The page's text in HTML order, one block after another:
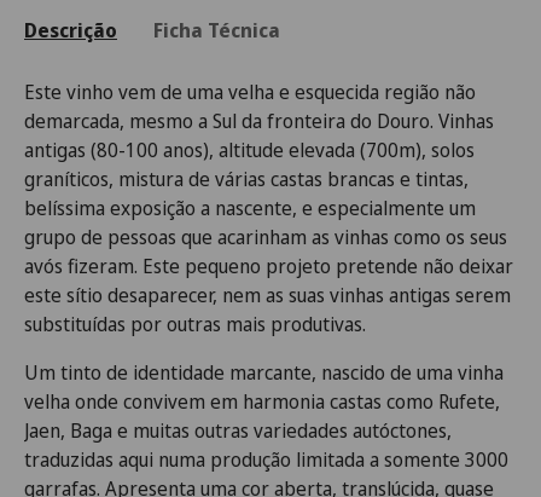
Descrição Ficha Técnica
Este vinho vem de uma velha e esquecida região não
demarcada, mesmo a Sul da fronteira do Douro. Vinhas
antigas (80-100 anos), altitude elevada (700m), solos
graníticos, mistura de várias castas brancas e tintas,
belíssima exposição a nascente, e especialmente um
grupo de pessoas que acarinham as vinhas como os seus
avós fizeram. Este pequeno projeto pretende não deixar
este sítio desaparecer, nem as suas vinhas antigas serem
substituídas por outras mais produtivas.
Um tinto de identidade marcante, nascido de uma vinha
velha onde convivem em harmonia castas como Rufete,
Jaen, Baga e muitas outras variedades autóctones,
traduzidas aqui numa produção limitada a somente 3000
garrafas. Apresenta uma cor aberta, translúcida, quase